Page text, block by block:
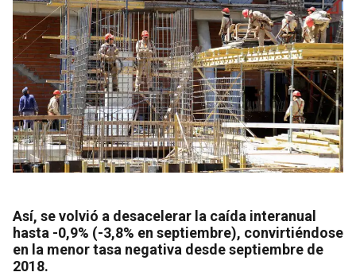
Así, se volvió a desacelerar la caída interanual
hasta -0,9% (-3,8% en septiembre), convirtiéndose
en la menor tasa negativa desde septiembre de
2018.